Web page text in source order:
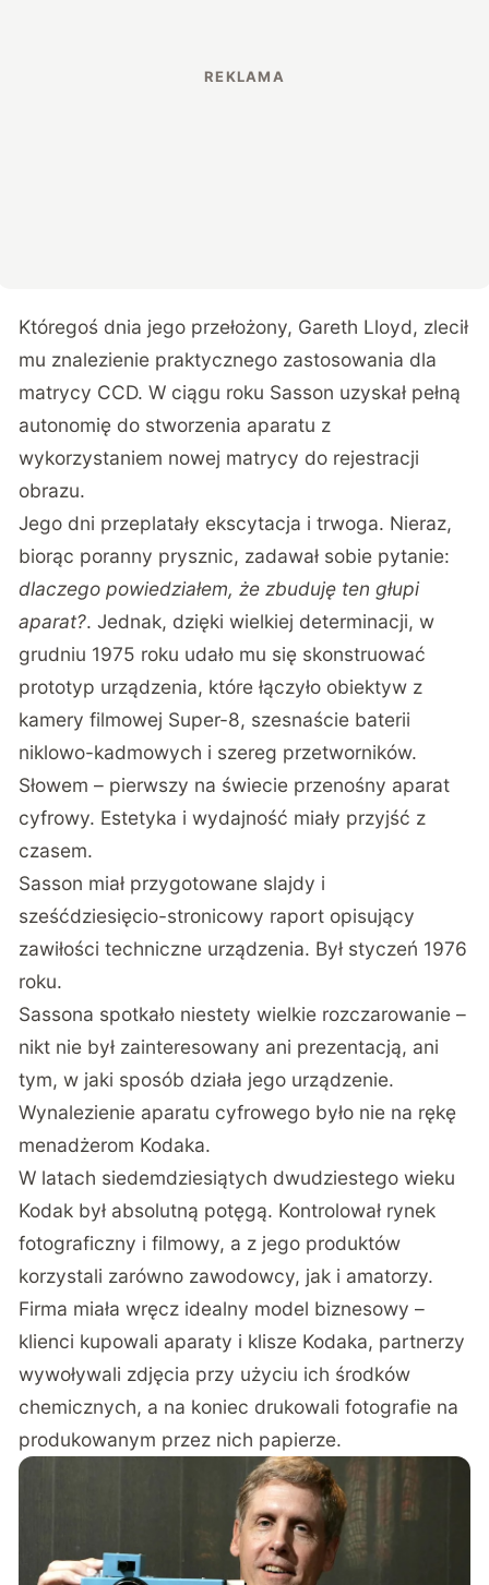
Któregoś dnia jego przełożony, Gareth Lloyd, zlecił
mu znalezienie praktycznego zastosowania dla
matrycy CCD. W ciągu roku Sasson uzyskał pełną
autonomię do stworzenia aparatu z
wykorzystaniem nowej matrycy do rejestracji
obrazu.
Jego dni przeplatały ekscytacja i trwoga. Nieraz,
biorąc poranny prysznic, zadawał sobie pytanie:
dlaczego powiedziałem, że zbuduję ten głupi
aparat?. Jednak, dzięki wielkiej determinacji, w
grudniu 1975 roku udało mu się skonstruować
prototyp urządzenia, które łączyło obiektyw z
kamery filmowej Super-8, szesnaście baterii
niklowo-kadmowych i szereg przetworników.
Słowem – pierwszy na świecie przenośny aparat
cyfrowy. Estetyka i wydajność miały przyjść z
czasem.
Sasson miał przygotowane slajdy i
sześćdziesięcio-stronicowy raport opisujący
zawiłości techniczne urządzenia. Był styczeń 1976
roku.
Sassona spotkało niestety wielkie rozczarowanie –
nikt nie był zainteresowany ani prezentacją, ani
tym, w jaki sposób działa jego urządzenie.
Wynalezienie aparatu cyfrowego było nie na rękę
menadżerom Kodaka.
W latach siedemdziesiątych dwudziestego wieku
Kodak był absolutną potęgą. Kontrolował rynek
fotograficzny i filmowy, a z jego produktów
korzystali zarówno zawodowcy, jak i amatorzy.
Firma miała wręcz idealny model biznesowy –
klienci kupowali aparaty i klisze Kodaka, partnerzy
wywoływali zdjęcia przy użyciu ich środków
chemicznych, a na koniec drukowali fotografie na
produkowanym przez nich papierze.